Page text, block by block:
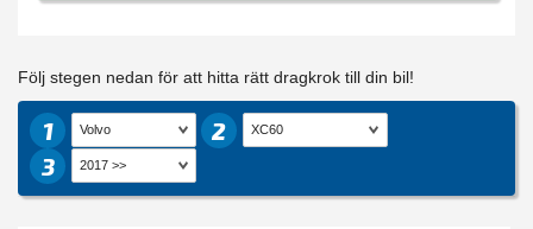
Följ stegen nedan för att hitta rätt dragkrok till din bil!
1
2
3